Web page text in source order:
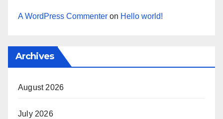
A WordPress Commenter on Hello world!
Archives
August 2026
July 2026